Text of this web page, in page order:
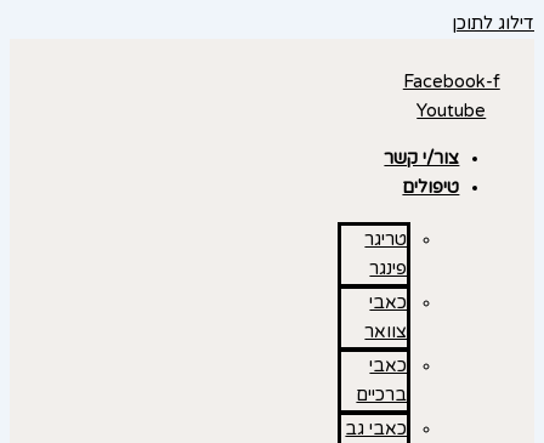
דילוג לתוכן
Facebook-f
Youtube
צור/י קשר
טיפולים
טריגר
פינגר
כאבי
צוואר
כאבי
ברכיים
כאבי גב